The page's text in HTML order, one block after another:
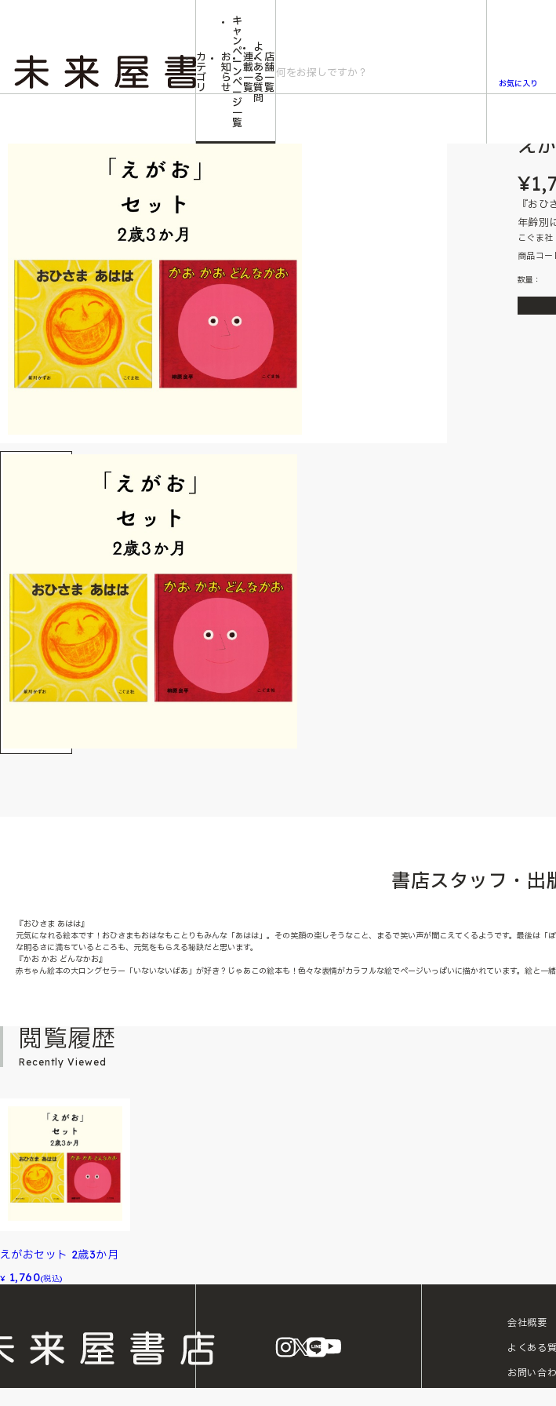
カ
テ
ゴ
リ
お
知
ら
せ
キ
ャ
ン
ペ
ー
ン
ペ
ー
ジ
一
覧
連
載
一
覧
よ
く
あ
る
質
問
店
舗
一
覧
お気に入り
えがおセット 2歳3か月
え
『お
年齢別
こぐま
商品コ
数量：
書店スタッフ・出
『おひさま あはは』
元気になれる絵本です！おひさまもおはなもことりもみんな「あはは」。その笑顔の楽しそうなこと、まるで笑い声が聞こえてくるようです。最後は
な明るさに満ちているところも、元気をもらえる秘訣だと思います。
『かお かお どんなかお』
赤ちゃん絵本の大ロングセラー「いないないばあ」が好き？じゃあこの絵本も！色々な表情がカラフルな絵でページいっぱいに描かれています。絵と
閲覧履歴
Recently Viewed
えがおセット 2歳3か月
¥ 1,760(税込)
instagram
X LINE
会社概要
よくある
お問い合